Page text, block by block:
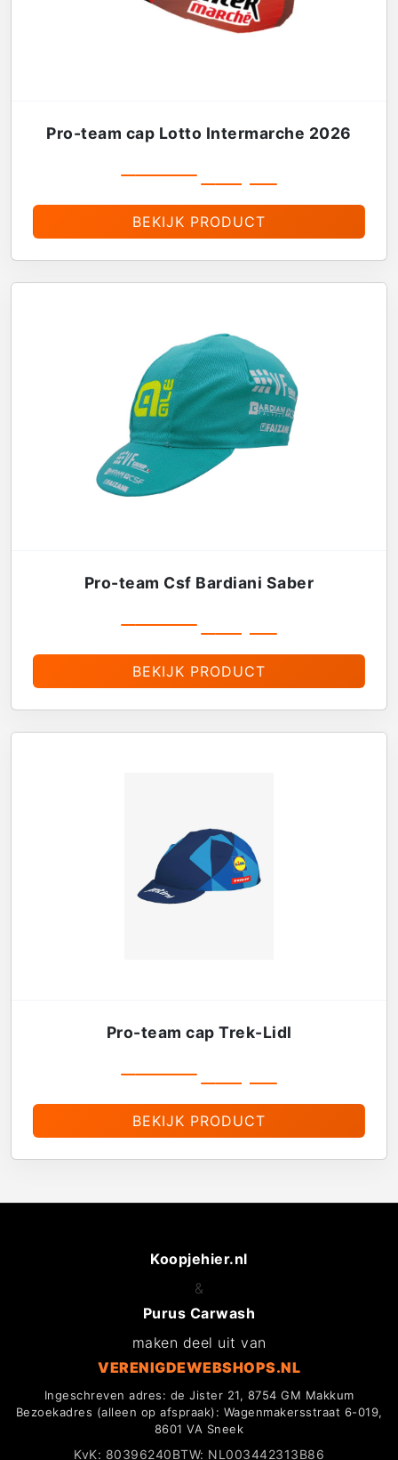
Pro-team cap Lotto Intermarche 2026
€19,99
BEKIJK PRODUCT
Pro-team Csf Bardiani Saber
€19,99
BEKIJK PRODUCT
Pro-team cap Trek-Lidl
€19,99
BEKIJK PRODUCT
Koopjehier.nl
&
Purus Carwash
maken deel uit van
VERENIGDEWEBSHOPS.NL
Ingeschreven adres: de Jister 21, 8754 GM Makkum
Bezoekadres (alleen op afspraak): Wagenmakersstraat 6-019,
8601 VA Sneek
KvK: 80396240BTW: NL003442313B86